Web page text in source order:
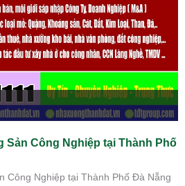
Sản Công Nghiệp tại Thành Phố
Công Nghiệp tại Thành Phố Đà Nẵng